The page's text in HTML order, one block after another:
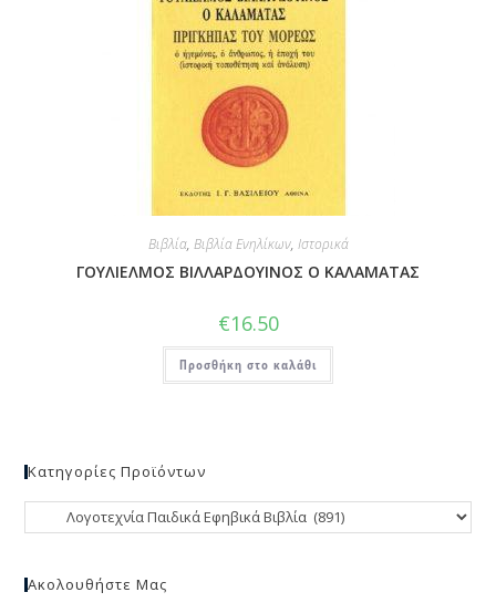
Βιβλία, Βιβλία Ενηλίκων, Ιστορικά
ΓΟΥΛΙΕΛΜΟΣ ΒΙΛΛΑΡΔΟΥΙΝΟΣ Ο ΚΑΛΑΜΑΤΑΣ
€16.50
Προσθήκη στο καλάθι
Κατηγορίες Προϊόντων
Ακολουθήστε Μας